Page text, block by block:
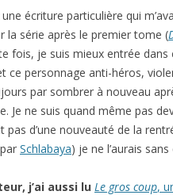
une écriture particulière qui
la série après le premier tome (
fois, je suis mieux entrée dans
ce personnage anti-héros,
par sombrer à nouveau
Je ne suis quand même pas
pas d’une nouveauté de la
Schlabaya) je ne l’aurais
j’ai aussi lu Le gros coup,